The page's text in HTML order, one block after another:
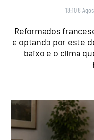
18:10 8
Reformados
e optando por este
baixo e o clima